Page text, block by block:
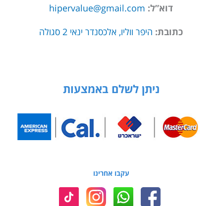
דוא”ל: hipervalue@gmail.com
כתובת: היפר ווליו, אלכסנדר ינאי 2 סגולה
ניתן לשלם באמצעות
עקבו אחרינו